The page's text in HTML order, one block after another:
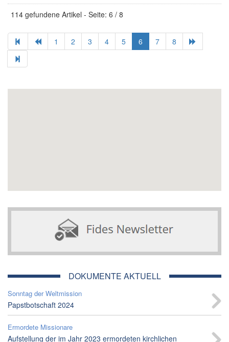
114 gefundene Artikel - Seite: 6 / 8
1 2 3 4 5 6 7 8
DOKUMENTE AKTUELL
Sonntag der Weltmission
Papstbotschaft 2024
Ermordete Missionare
Aufstellung der im Jahr 2023 ermordeten kirchlichen